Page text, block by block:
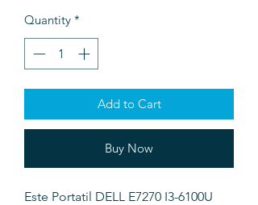
Quantity *
Add to Cart
Buy Now
Este Portatil DELL E7270 I3-6100U